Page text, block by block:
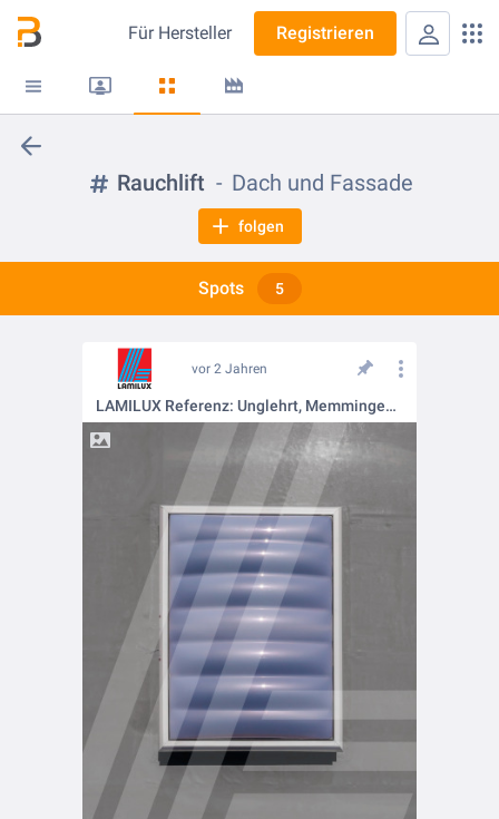
Für Hersteller Registrieren
Rauchlift Dach und Fassade
folgen
Spots 5
vor 2 Jahren
LAMILUX Referenz: Unglehrt, Memmingen – Lichtkuppel F100 W